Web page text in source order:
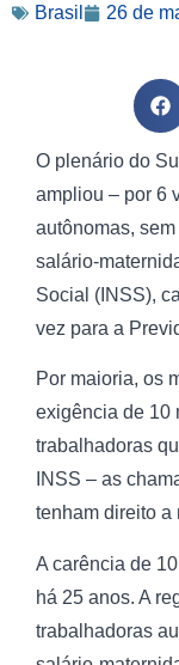
Brasil 26 de
O plenário do
ampliou – por 6
autônomas,
salário-
Social (INSS),
vez para a
Por maioria, os
exigência de 10
trabalhadoras
INSS – as
tenham direito a
A carência de
há 25 anos. A
trabalhadoras